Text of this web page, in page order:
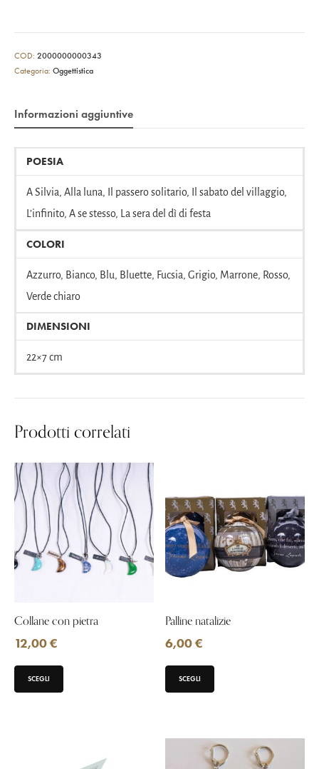
COD: 2000000000343
Categoria: Oggettistica
Informazioni aggiuntive
POESIA
A Silvia, Alla luna, Il passero solitario, Il sabato del villaggio,
L’infinito, A se stesso, La sera del dì di festa
COLORI
Azzurro, Bianco, Blu, Bluette, Fucsia, Grigio, Marrone, Rosso,
Verde chiaro
DIMENSIONI
22×7 cm
Prodotti correlati
Collane con pietra
12,00€
SCEGLI
Palline natalizie
6,00€
SCEGLI